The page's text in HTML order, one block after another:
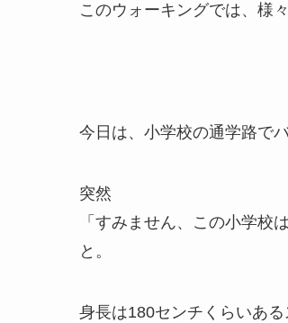
このウォーキングでは、様
今日は、小学校の通学路で
突然
「すみません、この小学校
と。
身長は180センチくらいある